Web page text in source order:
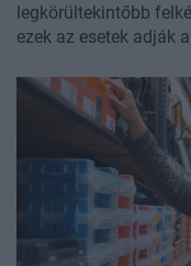
legkörültekintőbb
ezek az esetek adják
lakossági viharkár-
forint összegű
elmúlt esztendők
viharok
változik a bejelentett
szabály, hogy már
fokozottan ügyelni
biztonságára, a